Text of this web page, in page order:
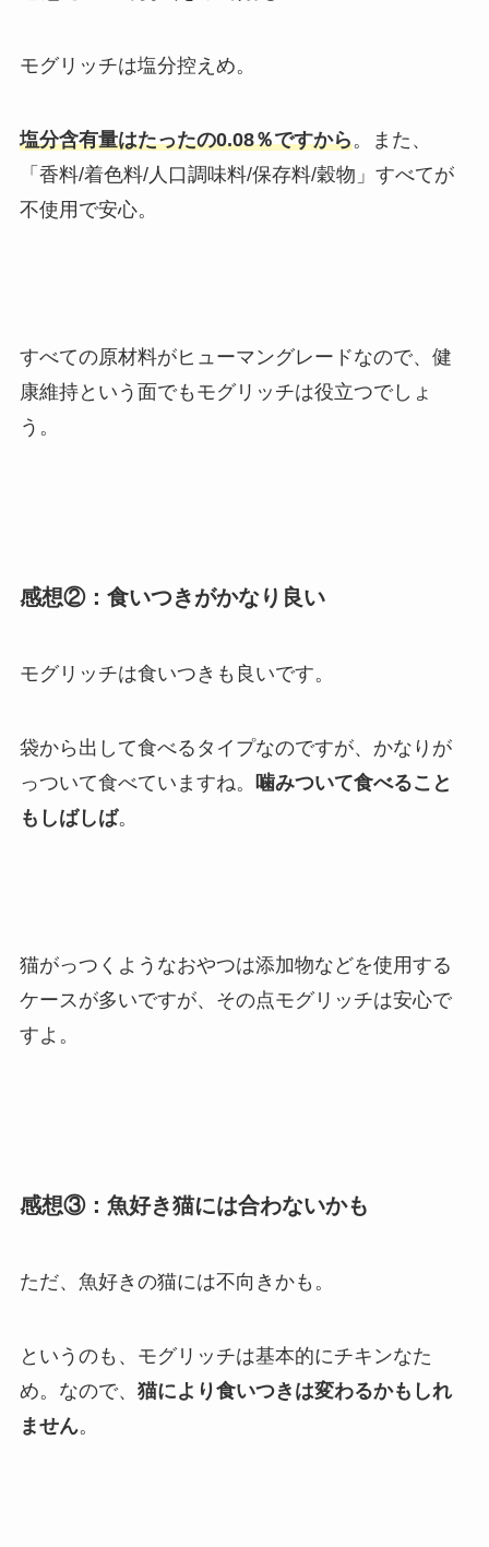
モグリッチは塩分控えめ。
塩分含有量はたったの0.08％ですから。また、
「香料/着色料/人口調味料/保存料/穀物」すべてが
不使用で安心。
すべての原材料がヒューマングレードなので、健
康維持という面でもモグリッチは役立つでしょ
う。
感想②：食いつきがかなり良い
モグリッチは食いつきも良いです。
袋から出して食べるタイプなのですが、かなりが
っついて食べていますね。
噛みついて食べること
もしばしば。
猫がっつくようなおやつは添加物などを使用する
ケースが多いですが、その点モグリッチは安心で
すよ。
感想③：魚好き猫には合わないかも
ただ、魚好きの猫には不向きかも。
というのも、モグリッチは基本的にチキンなた
め。なので、 猫により食いつきは変わるかもしれ
ません。